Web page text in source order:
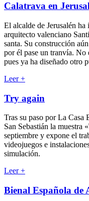
Calatrava en
El alcalde de Jerusalén
arquitecto valenciano
santa. Su construcción
por él pase un tranvía. No
pues ya ha diseñado otro
Leer+
Try again
Tras su paso por La
San Sebastián la muestra
septiembre y expone el
videojuegos e
simulación.
Leer+
Bienal Española de